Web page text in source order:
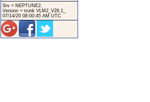
Srv = NEPTUNE2.
Version = trunk VLM2_V28.1_
07/14/20 08:00:45 AM UTC